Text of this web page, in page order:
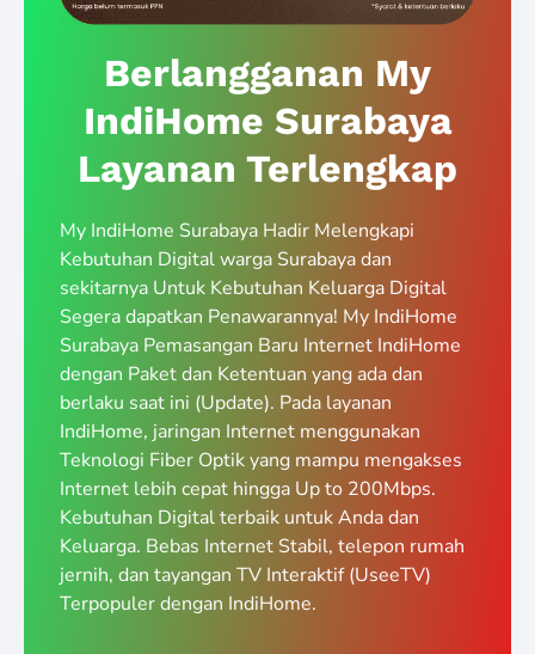
Berlangganan My
IndiHome Surabaya
Layanan Terlengkap
My IndiHome Surabaya Hadir Melengkapi
Kebutuhan Digital warga Surabaya dan
sekitarnya Untuk Kebutuhan Keluarga Digital
Segera dapatkan Penawarannya! My IndiHome
Surabaya Pemasangan Baru Internet IndiHome
dengan Paket dan Ketentuan yang ada dan
berlaku saat ini (Update). Pada layanan
IndiHome, jaringan Internet menggunakan
Teknologi Fiber Optik yang mampu mengakses
Internet lebih cepat hingga Up to 200Mbps.
Kebutuhan Digital terbaik untuk Anda dan
Keluarga. Bebas Internet Stabil, telepon rumah
jernih, dan tayangan TV Interaktif (UseeTV)
Terpopuler dengan IndiHome.